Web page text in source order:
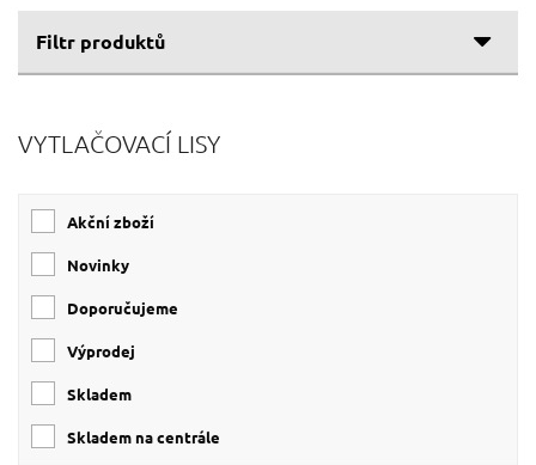
Filtr produktů
Výrobce
EXTOL-PREMIUM
GEKO (1)
VYTLAČOVACÍ LISY
Akční zboží
Novinky
Doporučujeme
Výprodej
skladem
skladem na centrále